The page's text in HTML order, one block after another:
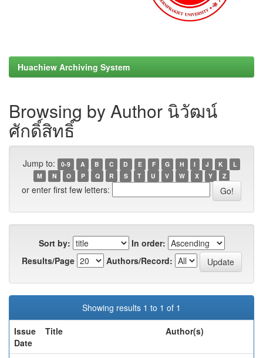
Huachiew Archiving System
Browsing by Author นิวัฒน์
ศักดิ์สิทธิ์
Jump to: 0-9 A B C D E F G H I J K
L
M
N O P Q R S T U V W X Y Z
or enter first few letters:
Sort by:
In order:
Results/Page
Authors/Record:
Showing results 1 to 1 of 1
Issue
Date
Title Author(s)